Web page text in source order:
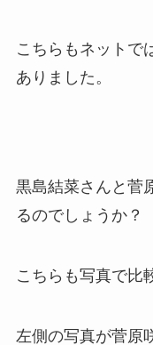
こちらもネットで
ありました。
黒島結菜さんと菅
るのでしょうか？
こちらも写真で比
左側の写真が菅原